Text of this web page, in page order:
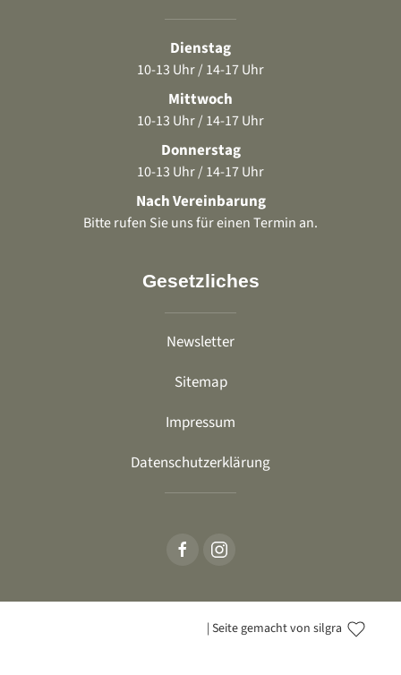
Dienstag
10-13 Uhr / 14-17 Uhr
Mittwoch
10-13 Uhr / 14-17 Uhr
Donnerstag
10-13 Uhr / 14-17 Uhr
Nach Vereinbarung
Bitte rufen Sie uns für einen Termin an.
Gesetzliches
Newsletter
Sitemap
Impressum
Datenschutzerklärung
| Seite gemacht von silgra